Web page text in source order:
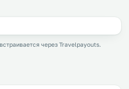
через Travelpayouts.